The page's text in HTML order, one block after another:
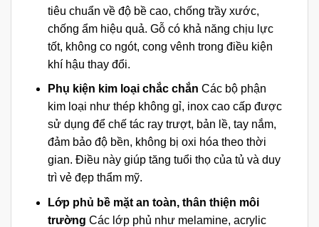
tiêu chuẩn về độ bề cao, chống trầy xước,
chống ẩm hiệu quả. Gỗ có khả năng chịu lực
tốt, không co ngót, cong vênh trong điều kiện
khí hậu thay đổi.
Phụ kiện kim loại chắc chắn Các bộ phận
kim loại như thép không gỉ, inox cao cấp được
sử dụng để chế tác ray trượt, bản lề, tay nắm,
đảm bảo độ bền, không bị oxi hóa theo thời
gian. Điều này giúp tăng tuổi thọ của tủ và duy
trì vẻ đẹp thẩm mỹ.
Lớp phủ bề mặt an toàn, thân thiện môi
trường Các lớp phủ như melamine, acrylic